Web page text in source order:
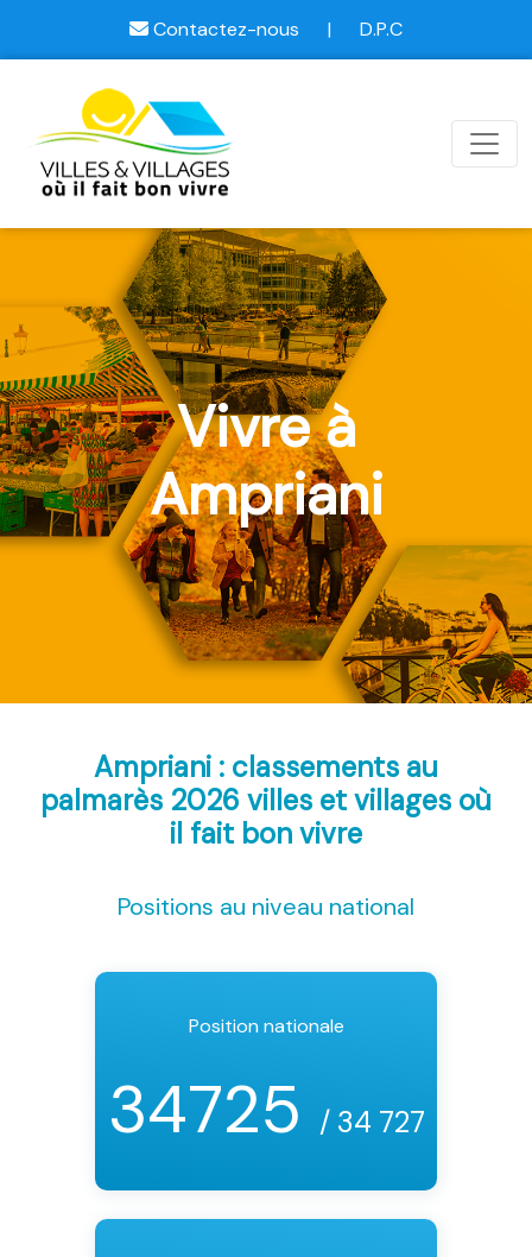
Contactez-nous | D.P.C
Vivre à
Ampriani
Ampriani : classements au
palmarès 2026 villes et villages où
il fait bon vivre
Positions au niveau national
Position nationale
34725 / 34 727